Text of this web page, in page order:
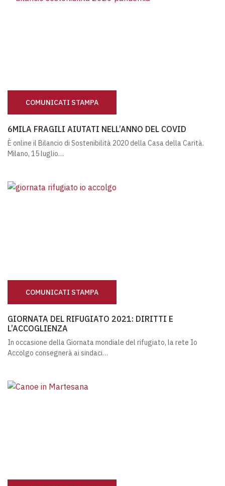
COMUNICATI STAMPA
6MILA FRAGILI AIUTATI NELL’ANNO DEL COVID
È online il Bilancio di Sostenibilità 2020 della Casa della Carità.
Milano, 15 luglio…
COMUNICATI STAMPA
GIORNATA DEL RIFUGIATO 2021: DIRITTI E
L’ACCOGLIENZA
In occasione della Giornata mondiale del rifugiato, la rete Io
Accolgo consegnerà ai sindaci…